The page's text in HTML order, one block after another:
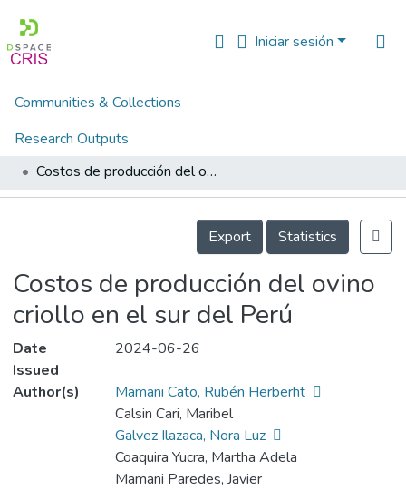
Iniciar sesión
Communities & Collections
Research Outputs
Fundings & Projects
Inicio
Costos de producción del ovino criollo en el sur del Perú
Details
Export
Statistics
Costos de producción del ovino
criollo en el sur del Perú
Date
Issued
2024-06-26
Author(s)
Mamani Cato, Rubén Herberht
Calsin Cari, Maribel
Galvez Ilazaca, Nora Luz
Coaquira Yucra, Martha Adela
Mamani Paredes, Javier